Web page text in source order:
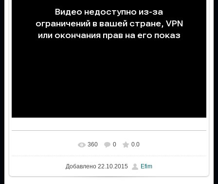
360 0 0.0
Добавлено22.10.2015 Efim